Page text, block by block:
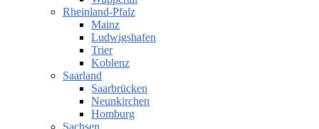
Rheinland-Pfalz
Mainz
Ludwigshafen
Trier
Koblenz
Saarland
Saarbrücken
Neunkirchen
Homburg
Sachsen